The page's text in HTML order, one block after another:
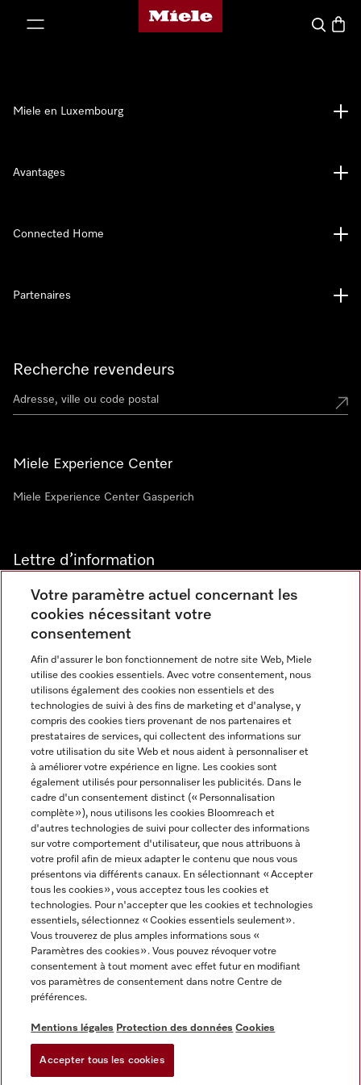
Page d'accueil de Miele
Panier
Recherche revendeurs
Miele Experience Center
Miele Experience Center Gasperich
Lettre d’information
Langue
FRANCAIS
Miele en Luxembourg
Avantages
Connected Home
Partenaires
Informations légales
CGV
Conditions d’utilisation
Déclaration d'accessibilité
Digital Services Act
Miele sur Instagram
Miele sur Youtube
Votre paramètre actuel concernant les
cookies nécessitant votre
consentement
Afin d'assurer le bon fonctionnement de notre site Web, Miele
utilise des cookies essentiels. Avec votre consentement, nous
utilisons également des cookies non essentiels et des
technologies de suivi à des fins de marketing et d'analyse, y
compris des cookies tiers provenant de nos partenaires et
prestataires de services, qui collectent des informations sur
votre utilisation du site Web et nous aident à personnaliser et
à améliorer votre expérience en ligne. Les cookies sont
également utilisés pour personnaliser les publicités. Dans le
cadre d'un consentement distinct (« Personnalisation
complète »), nous utilisons les cookies Bloomreach et
d'autres technologies de suivi pour collecter des informations
sur votre comportement d'utilisateur, que nous attribuons à
votre profil afin de mieux adapter le contenu que nous vous
présentons via différents canaux. En sélectionnant « Accepter
tous les cookies », vous acceptez tous les cookies et
technologies. Pour n'accepter que les cookies et technologies
essentiels, sélectionnez « Cookies essentiels seulement».
Vous trouverez de plus amples informations sous «
Paramètres des cookies ». Vous pouvez révoquer votre
consentement à tout moment avec effet futur en modifiant
vos paramètres de consentement dans notre Centre de
préférences.
Mentions légales Protection des données Cookies
Accepter tous les cookies